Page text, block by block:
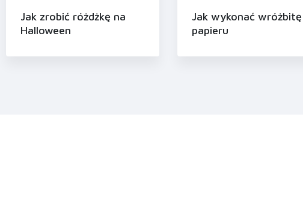
Jak zrobić różdżkę na
Halloween
Jak wykonać
papieru